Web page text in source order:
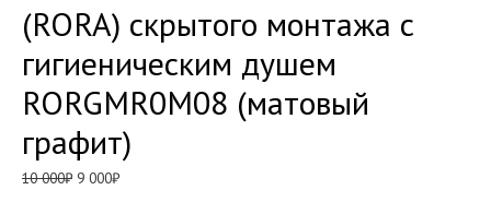
(RORA) скрытого монтажа с
гигиеническим душем
RORGMR0M08 (матовый
графит)
10 000₽ Первоначальная
9 000₽Текущая